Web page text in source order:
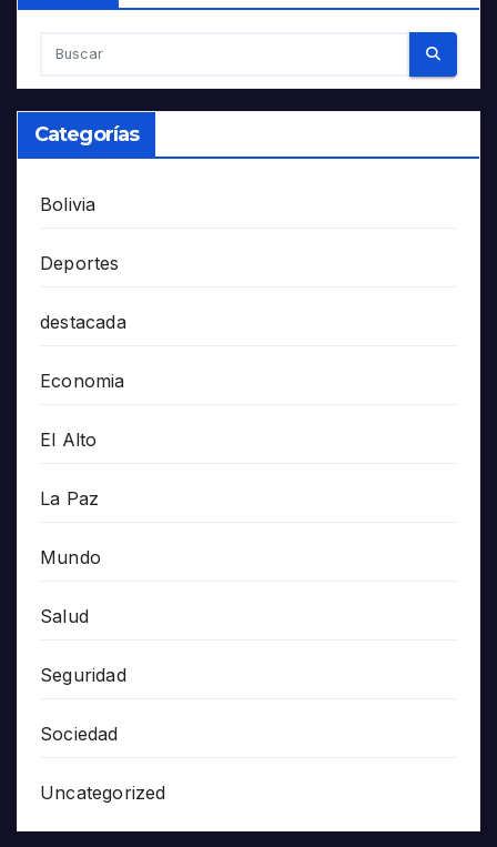
Categorías
Bolivia
Deportes
destacada
Economia
El Alto
La Paz
Mundo
Salud
Seguridad
Sociedad
Uncategorized